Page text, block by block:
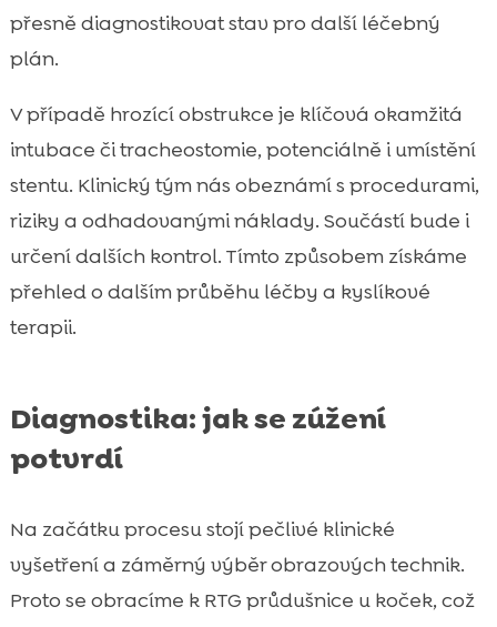
přesně diagnostikovat stav pro další léčebný
plán.
V případě hrozící obstrukce je klíčová okamžitá
intubace či tracheostomie, potenciálně i umístění
stentu. Klinický tým nás obeznámí s procedurami,
riziky a odhadovanými náklady. Součástí bude i
určení dalších kontrol. Tímto způsobem získáme
přehled o dalším průběhu léčby a kyslíkové
terapii.
Diagnostika: jak se zúžení
potvrdí
Na začátku procesu stojí pečlivé klinické
vyšetření a záměrný výběr obrazových technik.
Proto se obracíme k RTG průdušnice u koček, což